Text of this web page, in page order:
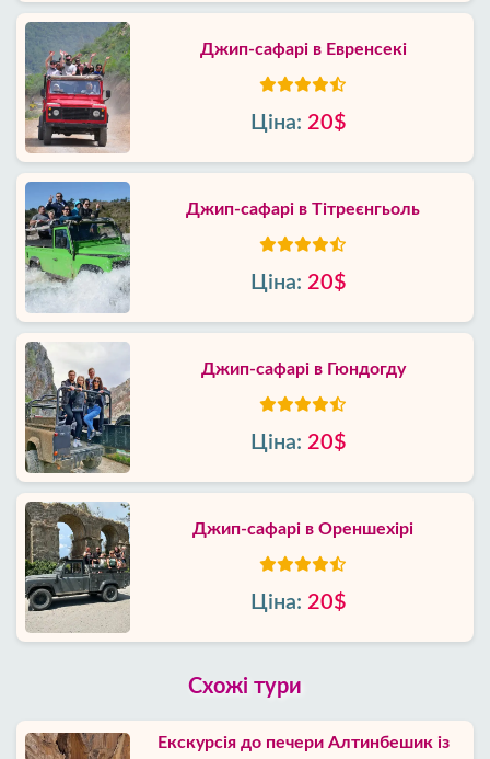
Джип-сафарі в Евренсекі
Ціна: 20$
Джип-сафарі в Тітреєнгьоль
Ціна: 20$
Джип-сафарі в Гюндогду
Ціна: 20$
Джип-сафарі в Ореншехірі
Ціна: 20$
Схожі тури
Екскурсія до печери Алтинбешик із